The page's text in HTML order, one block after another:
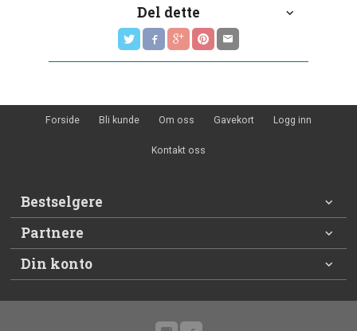
Del dette
Forside Bli kunde Om oss Gavekort Logg inn
Kontakt oss
Bestselgere
Partnere
Din konto